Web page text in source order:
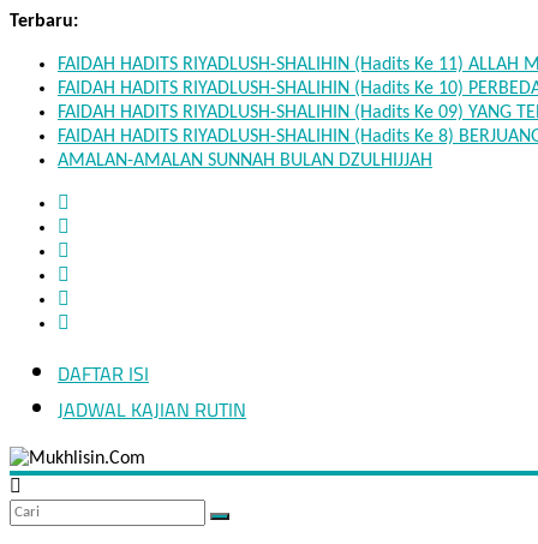
Skip
content
Terbaru:
FAIDAH HADITS RIYADLUSH-SHALIHIN (Hadits Ke 11) ALLAH
FAIDAH HADITS RIYADLUSH-SHALIHIN (Hadits Ke 10)
FAIDAH HADITS RIYADLUSH-SHALIHIN (Hadits Ke 09) YANG
FAIDAH HADITS RIYADLUSH-SHALIHIN (Hadits Ke 8)
AMALAN-AMALAN SUNNAH BULAN DZULHIJJAH
Mukhlisin.Com
seperti
orang
asing
DAFTAR ISI
JADWAL KAJIAN RUTIN